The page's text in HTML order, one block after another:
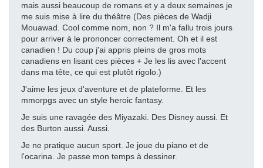
mais aussi beaucoup de romans et y a deux semaines je
me suis mise à lire du théâtre (Des pièces de Wadji
Mouawad. Cool comme nom, non ? Il m'a fallu trois jours
pour arriver à le prononcer correctement. Oh et il est
canadien ! Du coup j'ai appris pleins de gros mots
canadiens en lisant ces pièces + Je les lis avec l'accent
dans ma tête, ce qui est plutôt rigolo.)
J'aime les jeux d'aventure et de plateforme. Et les
mmorpgs avec un style heroic fantasy.
Je suis une ravagée des Miyazaki. Des Disney aussi. Et
des Burton aussi. Aussi.
Je ne pratique aucun sport. Je joue du piano et de
l'ocarina. Je passe mon temps à dessiner.